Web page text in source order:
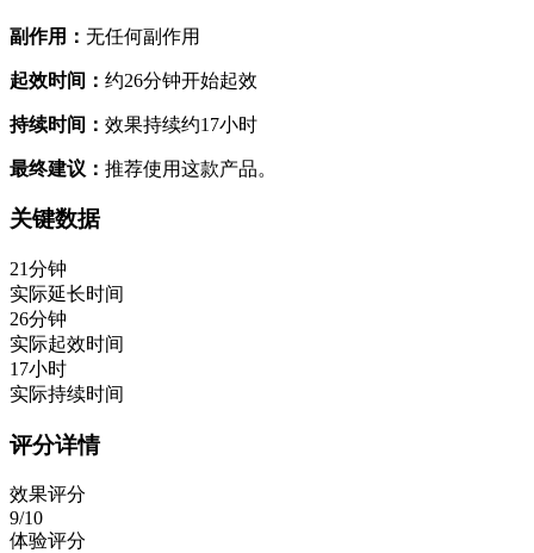
副作用： 无任何副作用
起效时间： 约26分钟开始起效
持续时间： 效果持续约17小时
最终建议： 推荐使用这款产品。
关键数据
21分钟
实际延长时间
26分钟
实际起效时间
17小时
实际持续时间
评分详情
效果评分
9/10
体验评分